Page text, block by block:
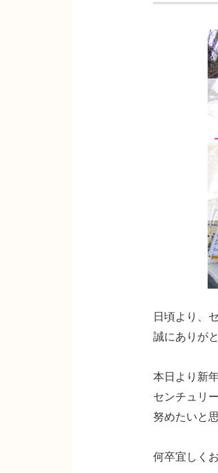
日頃より、
誠にありが
本日より新
センチュリ
努めたいと
何卒宜しく